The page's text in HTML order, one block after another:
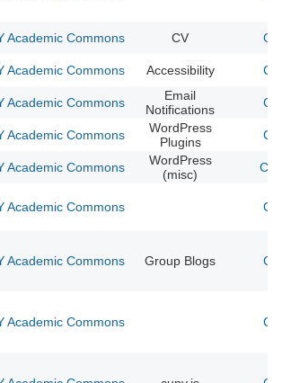
Academic Commons CV
Academic Commons Accessibility
Academic Commons
Email
Notifications
Academic Commons
WordPress
Plugins
Academic Commons
WordPress
(misc)
Academic Commons
Academic Commons Group Blogs
Academic Commons